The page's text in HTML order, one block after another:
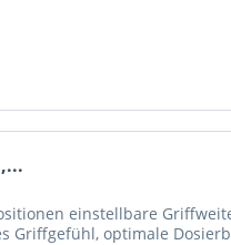
einstellbare
Griffgefühl, optimale